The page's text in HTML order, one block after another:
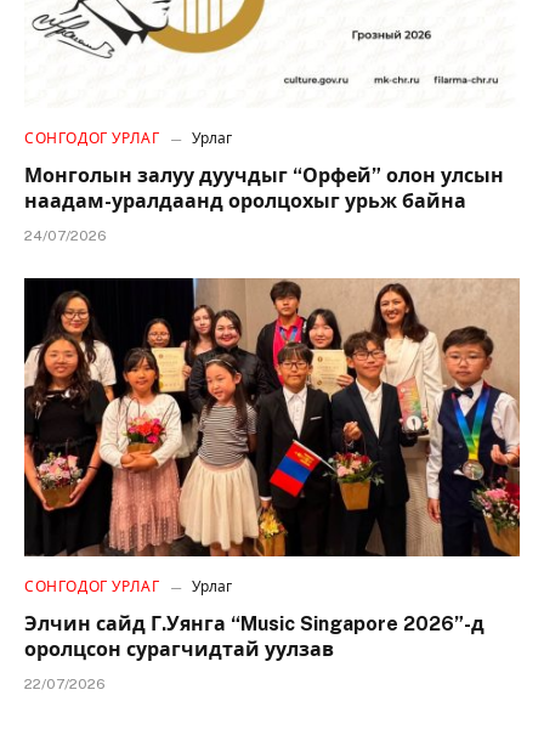
СОНГОДОГ УРЛАГ Урлаг
Монголын залуу дуучдыг “Орфей” олон улсын
наадам-уралдаанд оролцохыг урьж байна
24/07/2026
СОНГОДОГ УРЛАГ Урлаг
Элчин сайд Г.Уянга “Music Singapore 2026”-д
оролцсон сурагчидтай уулзав
22/07/2026